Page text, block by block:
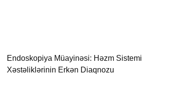
Endoskopiya Müayinəsi: Həzm Sistemi
Xəstəliklərinin Erkən Diaqnozu